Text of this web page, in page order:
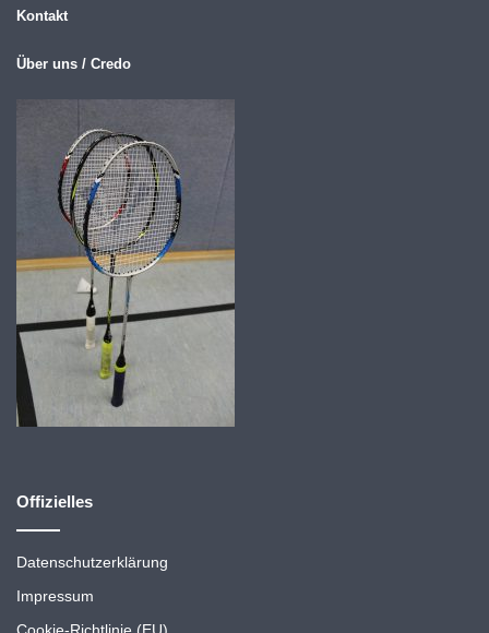
Kontakt
Über uns / Credo
Offizielles
Datenschutzerklärung
Impressum